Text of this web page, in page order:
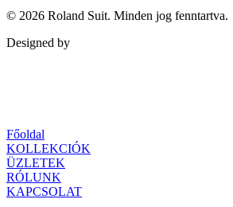
© 2026 Roland Suit. Minden jog fenntartva.
Designed by
Főoldal
KOLLEKCIÓK
ÜZLETEK
RÓLUNK
KAPCSOLAT